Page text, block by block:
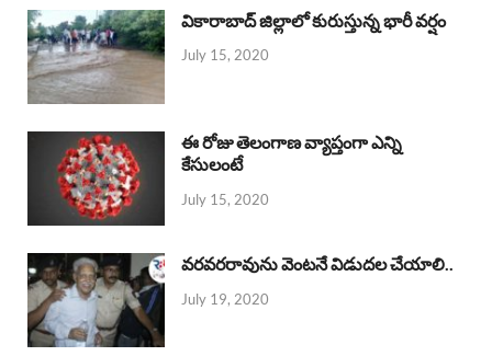
వికారాబాద్ జిల్లాలో కురుస్తున్న భారీ వర్షం
July 15, 2020
ఈ రోజు తెలంగాణ వ్యాప్తంగా ఎన్ని
కేసులంటే
July 15, 2020
వరవరరావును వెంటనే విడుదల చేయాలి..
July 19, 2020